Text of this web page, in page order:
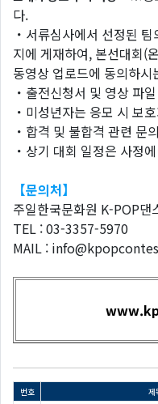
다.
・서류심사에서 선정된
지에 게재하여, 본선대회(
동영상 업로드에 동의하
・출전신청서 및 영상 파
・미성년자는 응모 시 보
・합격 및 불합격 관련 문
・상기 대회 일정은 사정
【문의처】
주일한국문화원 K-POP
TEL : 03-3357-5970
MAIL :
번호 제